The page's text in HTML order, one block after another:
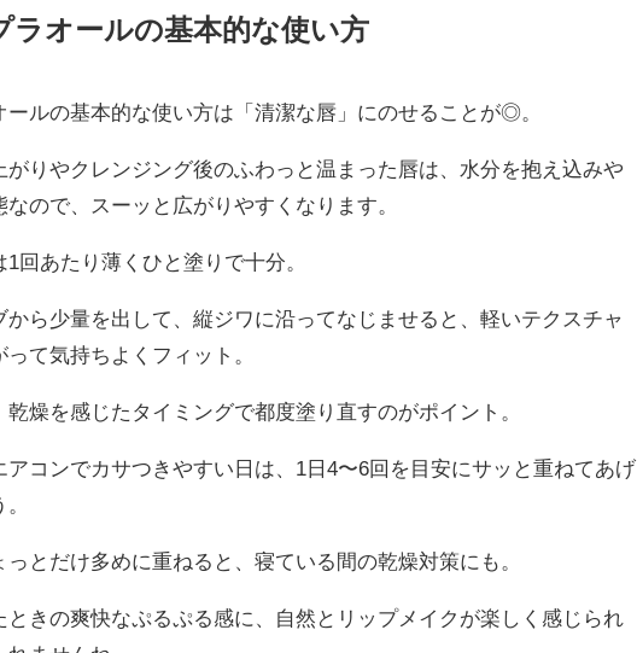
ラオールの基本的な使い方
ールの基本的な使い方は「清潔な唇」にのせることが◎。
がりやクレンジング後のふわっと温まった唇は、水分を抱え込みや
なので、スーッと広がりやすくなります。
1回あたり薄くひと塗りで十分。
から少量を出して、縦ジワに沿ってなじませると、軽いテクスチャ
って気持ちよくフィット。
乾燥を感じたタイミングで都度塗り直すのがポイント。
アコンでカサつきやすい日は、1日4〜6回を目安にサッと重ねてあげ
っとだけ多めに重ねると、寝ている間の乾燥対策にも。
ときの爽快なぷるぷる感に、自然とリップメイクが楽しく感じられ